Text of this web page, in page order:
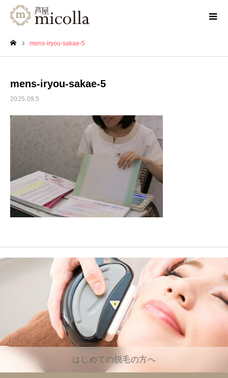
mens-iryou-sakae-5
mens-iryou-sakae-5
2025.09.5
はじめての脱毛の方へ